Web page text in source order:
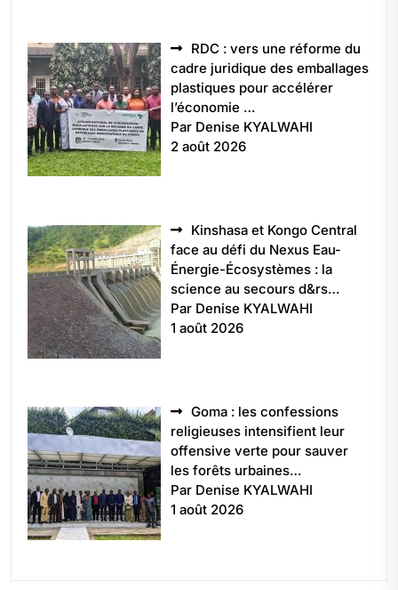
RDC : vers une réforme du
cadre juridique des emballages
plastiques pour accélérer
l’économie …
Par Denise KYALWAHI
2 août 2026
Kinshasa et Kongo Central
face au défi du Nexus Eau-
Énergie-Écosystèmes : la
science au secours d&rs…
Par Denise KYALWAHI
1 août 2026
Goma : les confessions
religieuses intensifient leur
offensive verte pour sauver
les forêts urbaines…
Par Denise KYALWAHI
1 août 2026